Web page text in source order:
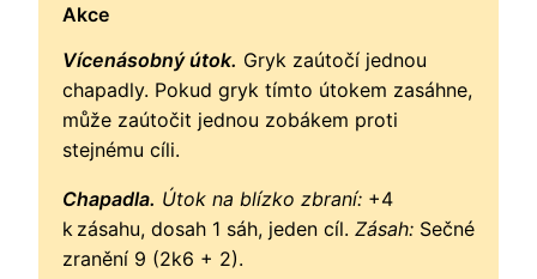
Akce
Vícenásobný útok. Gryk zaútočí jednou
chapadly. Pokud gryk tímto útokem zasáhne,
může zaútočit jednou zobákem proti
stejnému cíli.
Chapadla. Útok na blízko zbraní: +4
k zásahu, dosah 1 sáh, jeden cíl. Zásah: Sečné
zranění 9 (2k6 + 2).